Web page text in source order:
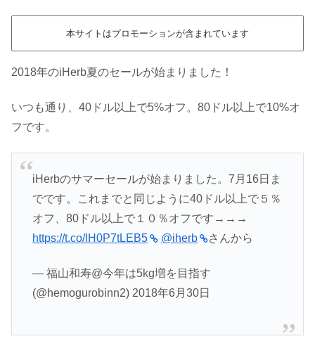
本サイトはプロモーションが含まれています
2018年のiHerb夏のセールが始まりました！
いつも通り、40ドル以上で5%オフ。80ドル以上で10%オ
フです。
iHerbのサマーセールが始まりました。7月16日ま
でです。これまでと同じように40ドル以上で５％
オフ、80ドル以上で１０％オフです→→→
https://t.co/IH0P7tLEB5
@iherb さんから
— 福山和寿@今年は5kg増を目指す
(@hemogurobinn2) 2018年6月30日